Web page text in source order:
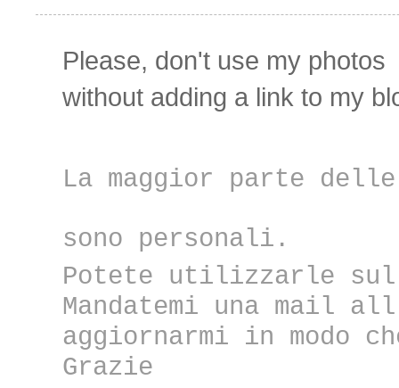
Please, don't use my photos
without adding a link to my
La maggior parte
sono personali.
Potete utilizzarle
Mandatemi una mail
aggiornarmi in modo
Grazie